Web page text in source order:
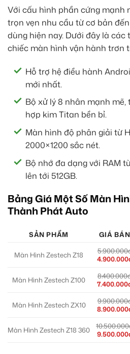
Với cấu hình phần cứng mạnh
trọn vẹn nhu cầu từ cơ bản
dùng hiện nay. Dưới đây là các
chiếc màn hình vận hành trơn
Hỗ trợ hệ điều hành
mới nhất.
Bộ xử lý 8 nhân mạnh
hợp kim Titan bền bỉ.
Màn hình độ phân giải từ
2000×1200 sắc nét.
Bộ nhớ đa dạng với RAM
lên tới 512GB.
Bảng Giá Một Số Màn
Thành Phát Auto
SẢN PHẨM GIÁ BÁN
Màn Hình Zestech Z18
Màn Hình Zestech Z100
Màn Hình Zestech ZX10
Màn Hình Zestech Z18 360